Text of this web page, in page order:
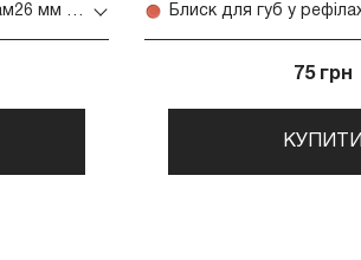
Блиск для губ у рефілах діам26 мм (23)
75 грн
КУПИТИ